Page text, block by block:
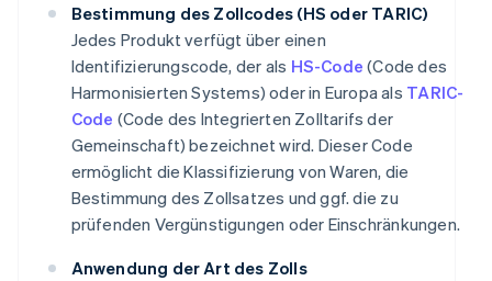
Bestimmung des Zollcodes (HS oder TARIC)
Jedes Produkt verfügt über einen
Identifizierungscode, der als HS-Code (Code des
Harmonisierten Systems) oder in Europa als TARIC-
Code (Code des Integrierten Zolltarifs der
Gemeinschaft) bezeichnet wird. Dieser Code
ermöglicht die Klassifizierung von Waren, die
Bestimmung des Zollsatzes und ggf. die zu
prüfenden Vergünstigungen oder Einschränkungen.
Anwendung der Art des Zolls